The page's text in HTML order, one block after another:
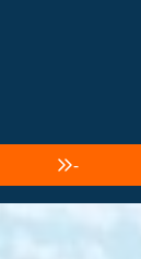
-